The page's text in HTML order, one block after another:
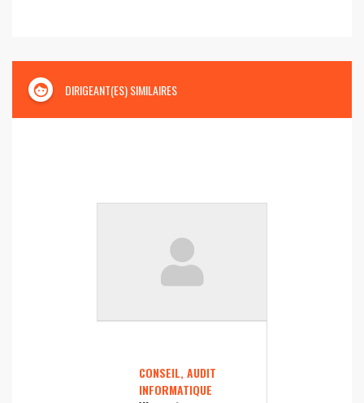
face DIRIGEANT(ES) SIMILAIRES
CONSEIL, AUDIT
INFORMATIQUE